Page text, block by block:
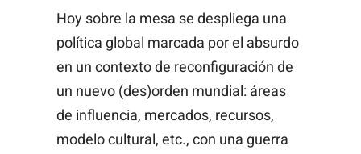
Hoy sobre la mesa se despliega una
política global marcada por el absurdo
en un contexto de reconfiguración de
un nuevo (des)orden mundial: áreas
de influencia, mercados, recursos,
modelo cultural, etc., con una guerra